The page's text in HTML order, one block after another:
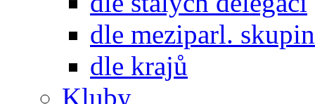
dle meziparl. skupin
dle krajů
Kluby